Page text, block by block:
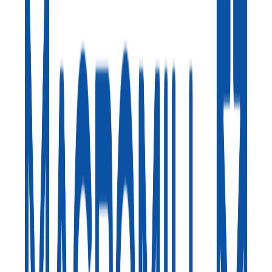
ム機能を搭載しています。生活者データを活用してマーケテ
ィング業務に対応します。
10→100（プロダクト拡大）
募集中の求人情報
Global Technology_Data Infrastructure
東京都 港区